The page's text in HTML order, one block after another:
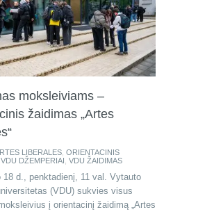
moksleiviams –
žaidimas „Artes
LIBERALES ORIENTACINIS
VDU DŽEMPERIAI VDU ŽAIDIMAS
18 d., penktadienį, 11 val. Vytauto
(VDU) sukvies visus
į orientacinį žaidimą „Artes